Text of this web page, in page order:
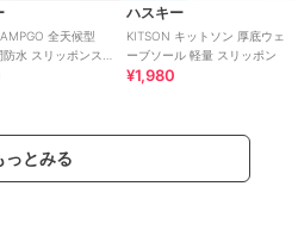
全天候型
水 スリッポンス
ハスキー
KITSON キットソン 厚底ウェ
ーブソール 軽量 スリッポン
¥1,980
っとみる